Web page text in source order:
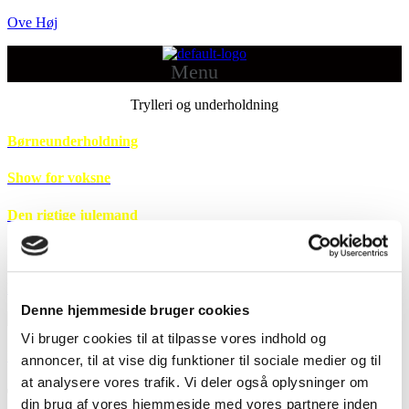
Denne hjemmeside bruger cookies
Vi bruger cookies til at tilpasse vores indhold og
annoncer, til at vise dig funktioner til sociale medier og til
at analysere vores trafik. Vi deler også oplysninger om
din brug af vores hjemmeside med vores partnere inden
Ove Høj
Menu
Trylleri og underholdning
Børneunderholdning
Show for voksne
Den rigtige julemand
Familieshow
Trylleri og underholdning